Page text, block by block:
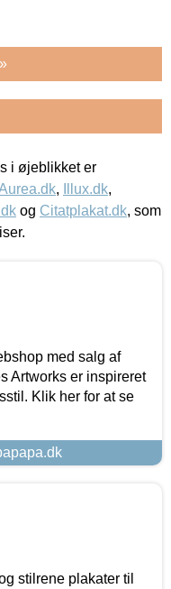
i øjeblikket er
, Illux.dk,
og Citatplakat.dk, som
med salg af
Artworks er inspireret
Klik her for at se
stilrene plakater til